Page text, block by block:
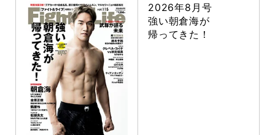
2026年8月号
強い朝倉海が
帰ってきた！